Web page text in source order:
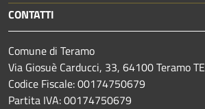
CONTATTI
Comune di Teramo
Via Giosuè Carducci, 33, 64100 Teramo TE
Codice Fiscale: 00174750679
Partita IVA: 00174750679